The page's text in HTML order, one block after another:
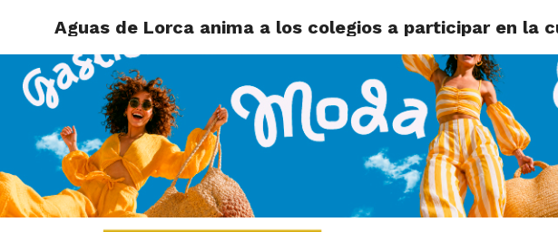
Aguas de Lorca anima a los colegios a participar en la